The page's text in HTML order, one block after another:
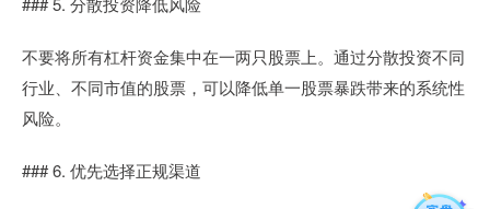
不要将所有杠杆资金集中在一两只股票上。通过分散投资不同
行业、不同市值的股票，可以降低单一股票暴跌带来的系统性
风险。
### 6. 优先选择正规渠道